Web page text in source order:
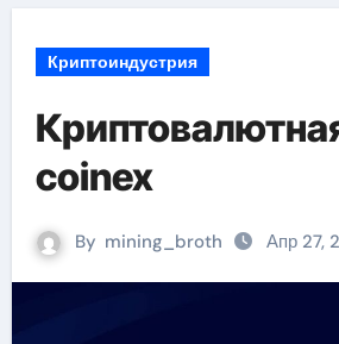
Криптоиндустрия
coinex
By mining_broth Апр 27,